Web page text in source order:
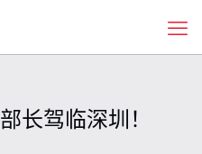
长驾临深圳！